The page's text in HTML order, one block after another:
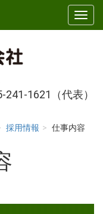
241-1621（代表）
採用情報 仕事内容